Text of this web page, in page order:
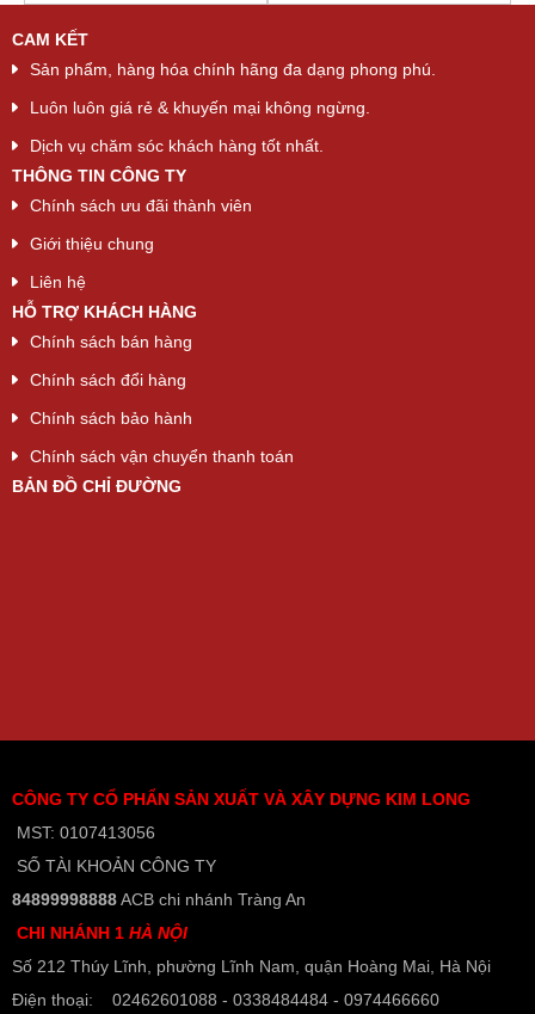
CAM KẾT
Sản phẩm, hàng hóa chính hãng đa dạng phong phú.
Luôn luôn giá rẻ & khuyến mại không ngừng.
Dịch vụ chăm sóc khách hàng tốt nhất.
THÔNG TIN CÔNG TY
Chính sách ưu đãi thành viên
Giới thiệu chung
Liên hệ
HỖ TRỢ KHÁCH HÀNG
Chính sách bán hàng
Chính sách đổi hàng
Chính sách bảo hành
Chính sách vận chuyển thanh toán
BẢN ĐỒ CHỈ ĐƯỜNG
CÔNG TY CỔ PHẨN SẢN XUẤT VÀ XÂY DỰNG KIM LONG
MST: 0107413056
SỐ TÀI KHOẢN CÔNG TY
84899998888ACB chi nhánh Tràng An
CHI NHÁNH 1 HÀ NỘI
Số 212 Thúy Lĩnh, phường Lĩnh Nam, quận Hoàng Mai, Hà Nội
Điện thoại: 02462601088 - 0338484484 - 0974466660